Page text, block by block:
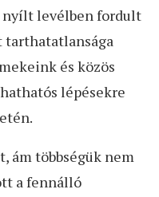
nyílt levélben fordult
tarthatatlansága
és közös
lépésekre
ám többségük nem
a fennálló